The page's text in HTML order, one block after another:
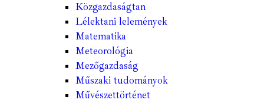
Közgazdaságtan
Lélektani lelemények
Matematika
Meteorológia
Mezőgazdaság
Műszaki tudományok
Művészettörténet